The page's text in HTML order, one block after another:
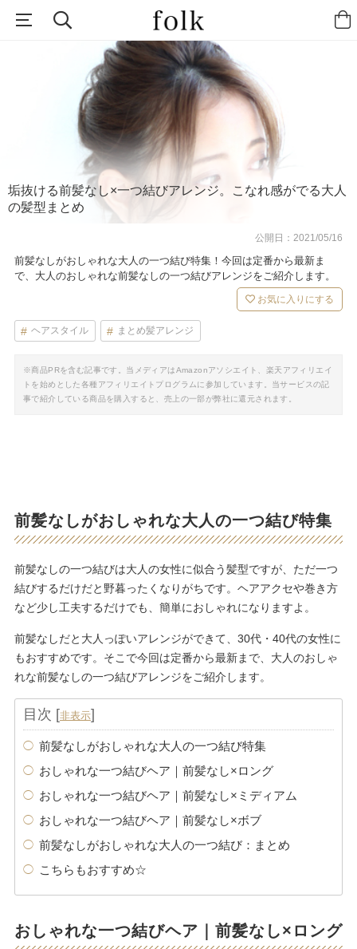
垢抜ける前髪なし×一つ結びアレンジ。こなれ感がでる大人
の髪型まとめ
公開日：2021/05/16
前髪なしがおしゃれな大人の一つ結び特集！今回は定番から最新ま
で、大人のおしゃれな前髪なしの一つ結びアレンジをご紹介します。
お気に入りにする
ヘアスタイル まとめ髪アレンジ
※商品PRを含む記事です。当メディアはAmazonアソシエイト、楽天アフィリエイ
トを始めとした各種アフィリエイトプログラムに参加しています。当サービスの記
事で紹介している商品を購入すると、売上の一部が弊社に還元されます。
前髪なしがおしゃれな大人の一つ結び特集
前髪なしの一つ結びは大人の女性に似合う髪型ですが、ただ一つ
結びするだけだと野暮ったくなりがちです。ヘアアクセや巻き方
など少し工夫するだけでも、簡単におしゃれになりますよ。
前髪なしだと大人っぽいアレンジができて、30代・40代の女性に
もおすすめです。そこで今回は定番から最新まで、大人のおしゃ
れな前髪なしの一つ結びアレンジをご紹介します。
目次 [非表示]
前髪なしがおしゃれな大人の一つ結び特集
おしゃれな一つ結びヘア｜前髪なし×ロング
おしゃれな一つ結びヘア｜前髪なし×ミディアム
おしゃれな一つ結びヘア｜前髪なし×ボブ
前髪なしがおしゃれな大人の一つ結び：まとめ
こちらもおすすめ☆
おしゃれな一つ結びヘア｜前髪なし×ロング